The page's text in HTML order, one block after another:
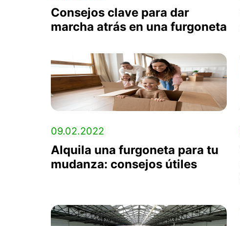
Consejos clave para dar
marcha atrás en una furgoneta
09.02.2022
Alquila una furgoneta para tu
mudanza: consejos útiles